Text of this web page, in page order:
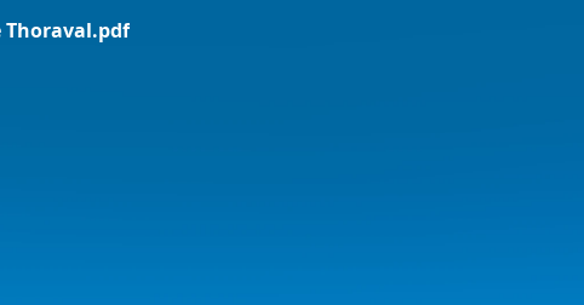
Thoraval.pdf